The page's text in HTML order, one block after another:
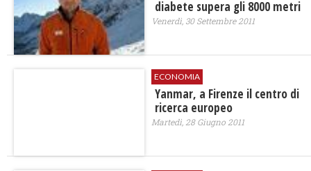
diabete supera gli 8000 metri
Venerdì, 30 Settembre 2011
ECONOMIA
Yanmar, a Firenze il centro di
ricerca europeo
Martedì, 28 Giugno 2011